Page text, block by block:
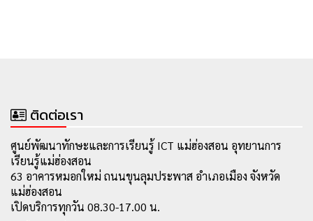
ติดต่อเรา
ศูนย์พัฒนาทักษะและการเรียนรู้ ICT แม่ฮ่องสอน อุทยานการ
เรียนรู้แม่ฮ่องสอน
63 อาคารหมอกใหม่ ถนนขุนลุมประพาส อำเภอเมือง จังหวัด
แม่ฮ่องสอน
เปิดบริการทุกวัน 08.30-17.00 น.